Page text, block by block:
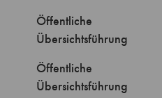
Öffentliche
Übersichtsführung
Öffentliche
Übersichtsführung